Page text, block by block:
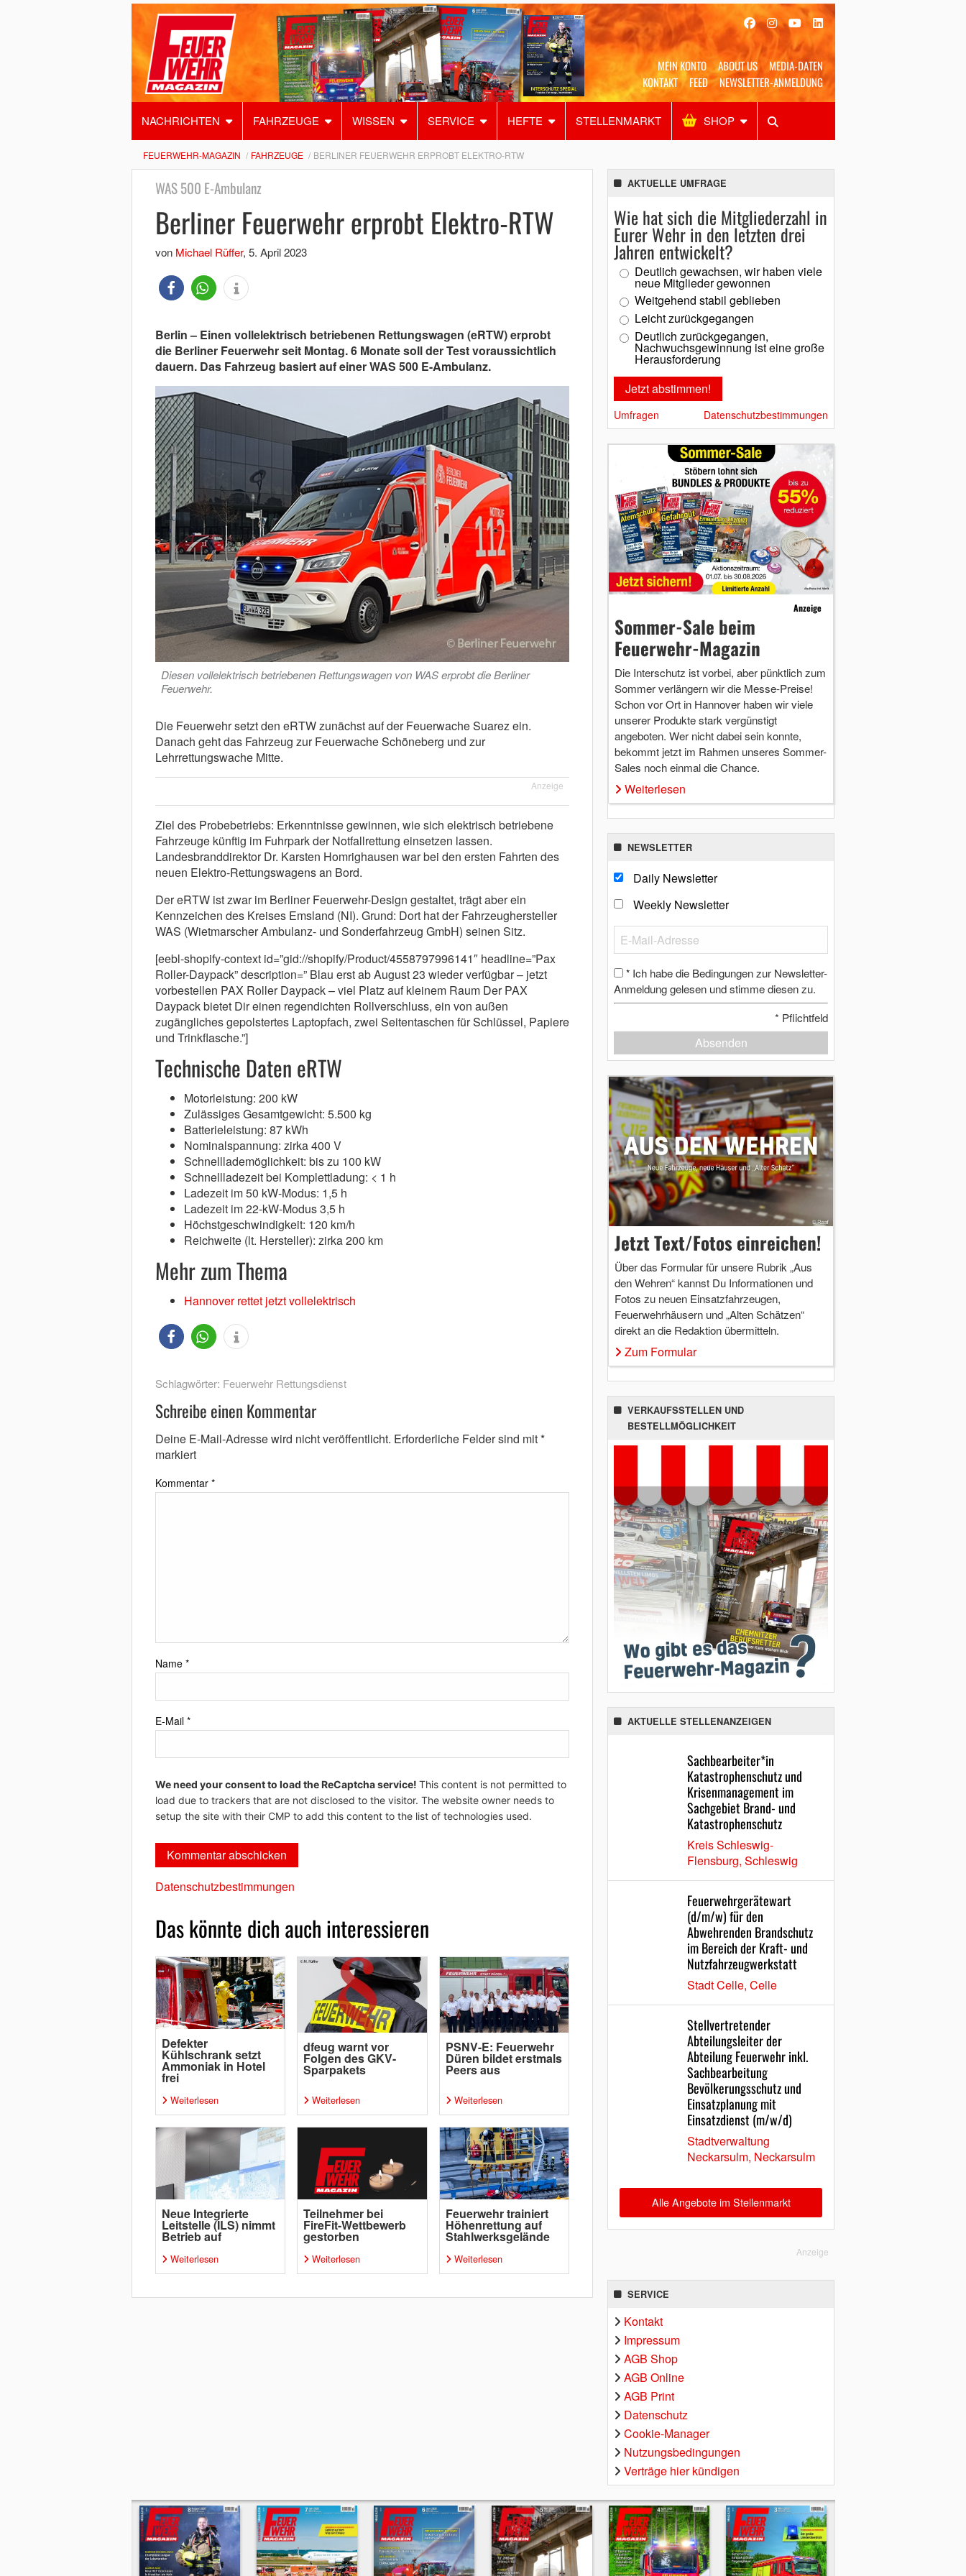
MEIN KONTO ABOUT US
MEDIA-DATEN
KONTAKT
FEED NEWSLETTER-ANMELDUNG
NACHRICHTEN FAHRZEUGE WISSEN SERVICE HEFTE STELLENMARKT SHOP
Alles Shop SUCHEN
FEUERWEHR-MAGAZIN FAHRZEUGE BERLINER FEUERWEHR ERPROBT ELEKTRO-RTW
WAS 500 E-Ambulanz
Berliner Feuerwehr erprobt Elektro-RTW
von Michael Rüffer, 5. April 2023
Berlin – Einen vollelektrisch betriebenen Rettungswagen (eRTW) erprobt
die Berliner Feuerwehr seit Montag. 6 Monate soll der Test voraussichtlich
dauern. Das Fahrzeug basiert auf einer WAS 500 E-Ambulanz.
Diesen vollelektrisch betriebenen Rettungswagen von WAS erprobt die Berliner
Feuerwehr.
Die Feuerwehr setzt den eRTW zunächst auf der Feuerwache Suarez ein.
Danach geht das Fahrzeug zur Feuerwache Schöneberg und zur
Lehrrettungswache Mitte.
Anzeige
Ziel des Probebetriebs: Erkenntnisse gewinnen, wie sich elektrisch betriebene
Fahrzeuge künftig im Fuhrpark der Notfallrettung einsetzen lassen.
Landesbranddirektor Dr. Karsten Homrighausen war bei den ersten Fahrten des
neuen Elektro-Rettungswagens an Bord.
Der eRTW ist zwar im Berliner Feuerwehr-Design gestaltet, trägt aber ein
Kennzeichen des Kreises Emsland (NI). Grund: Dort hat der Fahrzeughersteller
WAS (Wietmarscher Ambulanz- und Sonderfahrzeug GmbH) seinen Sitz.
[eebl-shopify-context id=”gid://shopify/Product/4558797996141″ headline=”Pax
Roller-Daypack” description=” Blau erst ab August 23 wieder verfügbar – jetzt
vorbestellen PAX Roller Daypack – viel Platz auf kleinem Raum Der PAX
Daypack bietet Dir einen regendichten Rollverschluss, ein von außen
zugängliches gepolstertes Laptopfach, zwei Seitentaschen für Schlüssel, Papiere
und Trinkflasche.”]
Technische Daten eRTW
Motorleistung: 200 kW
Zulässiges Gesamtgewicht: 5.500 kg
Batterieleistung: 87 kWh
Nominalspannung: zirka 400 V
Schnelllademöglichkeit: bis zu 100 kW
Schnellladezeit bei Komplettladung: < 1 h
Ladezeit im 50 kW-Modus: 1,5 h
Ladezeit im 22-kW-Modus 3,5 h
Höchstgeschwindigkeit: 120 km/h
Reichweite (lt. Hersteller): zirka 200 km
Mehr zum Thema
Hannover rettet jetzt vollelektrisch
Schlagwörter: Feuerwehr Rettungsdienst
Schreibe einen Kommentar
Deine E-Mail-Adresse wird nicht veröffentlicht. Erforderliche Felder sind mit*
markiert
Kommentar *
Name *
E-Mail *
We need your consent to load the ReCaptcha service! This content is not permitted to
load due to trackers that are not disclosed to the visitor. The website owner needs to
setup the site with their CMP to add this content to the list of technologies used.
Datenschutzbestimmungen
Das könnte dich auch interessieren
Defekter
Kühlschrank setzt
Ammoniak in Hotel
frei
Weiterlesen
dfeug warnt vor
Folgen des GKV-
Sparpakets
Weiterlesen
PSNV-E: Feuerwehr
Düren bildet erstmals
Peers aus
Weiterlesen
Neue Integrierte
Leitstelle (ILS) nimmt
Betrieb auf
Weiterlesen
Teilnehmer bei
FireFit-Wettbewerb
gestorben
Weiterlesen
Feuerwehr trainiert
Höhenrettung auf
Stahlwerksgelände
Weiterlesen
AKTUELLE UMFRAGE
Wie hat sich die Mitgliederzahl in
Eurer Wehr in den letzten drei
Jahren entwickelt?
Deutlich gewachsen, wir haben viele
neue Mitglieder gewonnen
Weitgehend stabil geblieben
Leicht zurückgegangen
Deutlich zurückgegangen,
Nachwuchsgewinnung ist eine große
Herausforderung
Umfragen Datenschutzbestimmungen
Anzeige
Sommer-Sale beim
Feuerwehr-Magazin
Die Interschutz ist vorbei, aber pünktlich zum
Sommer verlängern wir die Messe-Preise!
Schon vor Ort in Hannover haben wir viele
unserer Produkte stark vergünstigt
angeboten. Wer nicht dabei sein konnte,
bekommt jetzt im Rahmen unseres Sommer-
Sales noch einmal die Chance.
Weiterlesen
NEWSLETTER
Daily Newsletter
Weekly Newsletter
* Ich habe die Bedingungen zur Newsletter-
Anmeldung gelesen und stimme diesen zu.
* Pflichtfeld
Absenden
Jetzt Text/Fotos einreichen!
Über das Formular für unsere Rubrik „Aus
den Wehren“ kannst Du Informationen und
Fotos zu neuen Einsatzfahrzeugen,
Feuerwehrhäusern und „Alten Schätzen“
direkt an die Redaktion übermitteln.
Zum Formular
VERKAUFSSTELLEN UND
BESTELLMÖGLICHKEIT
AKTUELLE STELLENANZEIGEN
Sachbearbeiter*in
Katastrophenschutz und
Krisenmanagement im
Sachgebiet Brand- und
Katastrophenschutz
Kreis Schleswig-
Flensburg, Schleswig
Feuerwehrgerätewart
(d/m/w) für den
Abwehrenden Brandschutz
im Bereich der Kraft- und
Nutzfahrzeugwerkstatt
Stadt Celle, Celle
Stellvertretender
Abteilungsleiter der
Abteilung Feuerwehr inkl.
Sachbearbeitung
Bevölkerungsschutz und
Einsatzplanung mit
Einsatzdienst (m/w/d)
Stadtverwaltung
Neckarsulm, Neckarsulm
Alle Angebote im Stellenmarkt
Anzeige
SERVICE
Kontakt
Impressum
AGB Shop
AGB Online
AGB Print
Datenschutz
Cookie-Manager
Nutzungsbedingungen
Verträge hier kündigen